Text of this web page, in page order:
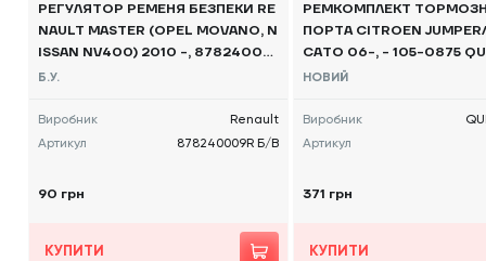
РЕГУЛЯТОР РЕМЕНЯ БЕЗПЕКИ RE
NAULT MASTER (OPEL MOVANO, N
ISSAN NV400) 2010 -, 87824000
9R Б/В
Б.У.
Виробник
Renault
Артикул
878240009R Б/В
90 грн
КУПИТИ
РЕМКОМПЛЕКТ
ПОРТА CITROEN
CATO 06-, - 105-0875
KE
НОВИЙ
Виробник
Артикул
371 грн
КУПИТИ